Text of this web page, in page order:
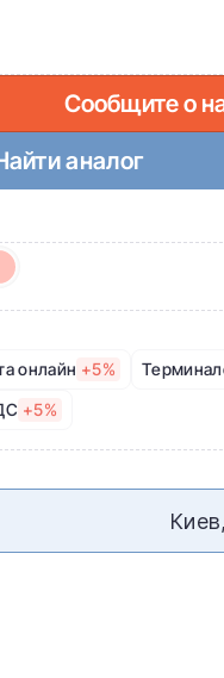
Сообщите о
аналог
онлайн +5%
+5%